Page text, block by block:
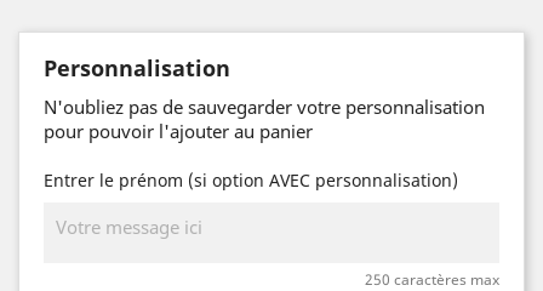
Personnalisation
N'oubliez pas de sauvegarder votre personnalisation
pour pouvoir l'ajouter au panier
Entrer le prénom (si option AVEC personnalisation)
250 caractères max